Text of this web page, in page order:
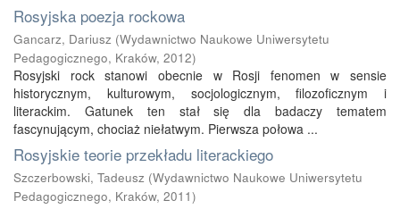
Rosyjska poezja rockowa
Gancarz, Dariusz (Wydawnictwo Naukowe Uniwersytetu
Pedagogicznego, Kraków, 2012)
Rosyjski rock stanowi obecnie w Rosji fenomen w sensie
historycznym, kulturowym, socjologicznym, filozoficznym i
literackim. Gatunek ten stał się dla badaczy tematem
fascynującym, chociaż niełatwym. Pierwsza połowa ...
Rosyjskie teorie przekładu literackiego
Szczerbowski, Tadeusz (Wydawnictwo Naukowe Uniwersytetu
Pedagogicznego, Kraków, 2011)